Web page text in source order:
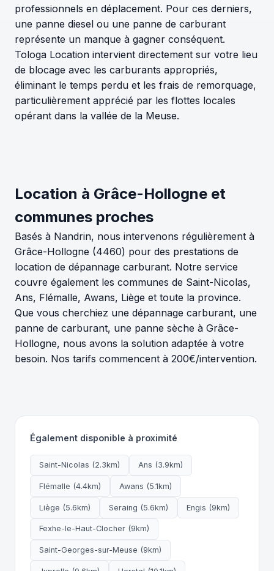
professionnels en déplacement. Pour ces derniers,
une panne diesel ou une panne de carburant
représente un manque à gagner conséquent.
Tologa Location intervient directement sur votre lieu
de blocage avec les carburants appropriés,
éliminant le temps perdu et les frais de remorquage,
particulièrement apprécié par les flottes locales
opérant dans la vallée de la Meuse.
Location à Grâce-Hollogne et
communes proches
Basés à Nandrin, nous intervenons régulièrement à
Grâce-Hollogne (4460) pour des prestations de
location de dépannage carburant. Notre service
couvre également les communes de Saint-Nicolas,
Ans, Flémalle, Awans, Liège et toute la province.
Que vous cherchiez une dépannage carburant, une
panne de carburant, une panne sèche à Grâce-
Hollogne, nous avons la solution adaptée à votre
besoin. Nos tarifs commencent à 200€/intervention.
Également disponible à proximité
Saint-Nicolas (2.3km) Ans (3.9km)
Flémalle (4.4km) Awans (5.1km)
Liège (5.6km) Seraing (5.6km) Engis (9km)
Fexhe-le-Haut-Clocher (9km)
Saint-Georges-sur-Meuse (9km)